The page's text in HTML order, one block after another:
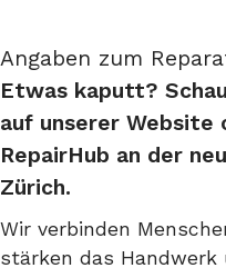
Angaben zum
Etwas kaputt?
auf unserer Website
RepairHub an der
Zürich.
Wir verbinden
stärken das Handwerk